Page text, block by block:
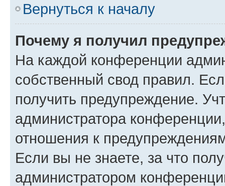
Вернуться к началу
Почему я получил
На каждой конференции
собственный свод правил.
получить предупреждение.
администратора
отношения к
Если вы не знаете, за что
администратором